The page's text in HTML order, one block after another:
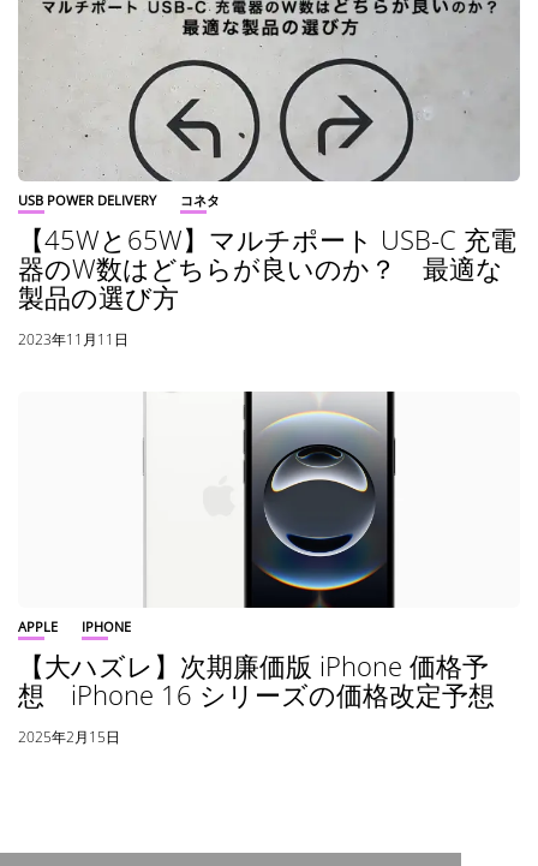
USB POWER DELIVERY コネタ
【45Wと65W】マルチポート USB-C 充電
器のW数はどちらが良いのか？ 最適な
製品の選び方
2023年11月11日
APPLE IPHONE
【大ハズレ】次期廉価版 iPhone 価格予
想 iPhone 16 シリーズの価格改定予想
2025年2月15日